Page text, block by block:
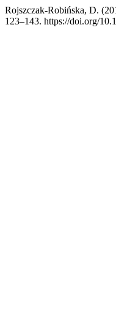
Rojszczak-Robińska, D.
123–143. https://doi.org/